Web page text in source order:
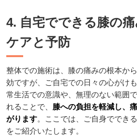
4. 自宅でできる膝の
ケアと予防
整体での施術は、膝の痛みの根本か
効ですが、ご自宅での日々の心がけ
常生活での意識や、無理のない範囲
れることで、 膝への負担を軽減し、
がります。ここでは、ご自身ででき
をご紹介いたします。